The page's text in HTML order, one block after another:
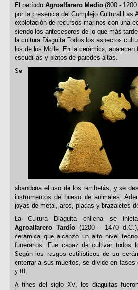
El período Agroalfarero Medio (800 -
por la presencia del Complejo Cultural Las
explotación de recursos marinos con una
siendo los antecesores de lo que más
la cultura Diaguita.Todos los aspectos
los de los Molle. En la cerámica, aparecen
escudillas y platos de paredes altas.
Se
abandona el uso de los tembetás, y se
instrumentos de hueso de animales.
joyas de metal, aros, placas y brazaletes
La Cultura Diaguita chilena se
Agroalfarero Tardío(1200 - 1470
cerámica que alcanzó un alto nivel
funerarios. Fue capaz de cultivar todos
Según los rasgos estilísticos de su
enterrar a sus muertos, se divide en fases
y III.
A fines del siglo XV, los diaguitas